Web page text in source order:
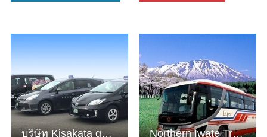
ดูข้อมูลพื้นฐาน
บริษัท Kisakata godo kotsu จำกัด Northern Iwate Transportation Inc.